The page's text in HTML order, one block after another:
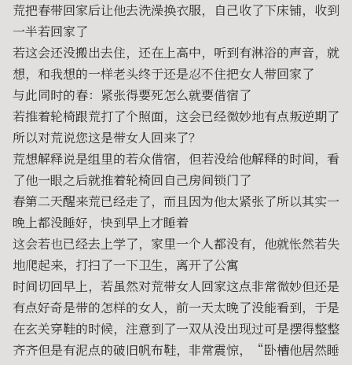
荒把春带回家后让他去洗澡换衣服，自己收了下床铺，收到
一半若回家了
若这会还没搬出去住，还在上高中，听到有淋浴的声音，就
想，和我想的一样老头终于还是忍不住把女人带回家了
与此同时的春：紧张得要死怎么就要借宿了
若推着轮椅跟荒打了个照面，这会已经微妙地有点叛逆期了
所以对荒说您这是带女人回来了？
荒想解释说是组里的若众借宿，但若没给他解释的时间，看
了他一眼之后就推着轮椅回自己房间锁门了
春第二天醒来荒已经走了，而且因为他太紧张了所以其实一
晚上都没睡好，快到早上才睡着
这会若也已经去上学了，家里一个人都没有，他就怅然若失
地爬起来，打扫了一下卫生，离开了公寓
时间切回早上，若虽然对荒带女人回家这点非常微妙但还是
有点好奇是带的怎样的女人，前一天太晚了没能看到，于是
在玄关穿鞋的时候，注意到了一双从没出现过可是摆得整整
齐齐但是有泥点的破旧帆布鞋，非常震惊，“卧槽他居然睡